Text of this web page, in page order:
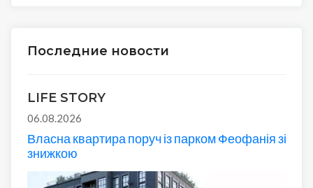
Последние новости
LIFE STORY
06.08.2026
Власна квартира поруч із парком Феофанія зі
знижкою